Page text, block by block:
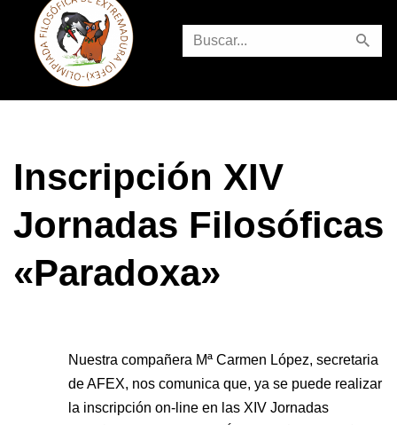
Inscripción XIV
Jornadas Filosóficas
«Paradoxa»
Nuestra compañera Mª Carmen López, secretaria
de AFEX, nos comunica que, ya se puede realizar
la inscripción on-line en las XIV Jornadas